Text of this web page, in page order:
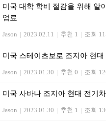
미국 대학 학비 절감을 위해 알
업료
Jason | 2023.02.11 | 추천 1 | 조회
미국 스테이츠보로 조지아 현
Jason | 2023.01.30 | 추천 0 | 조회
미국 사바나 조지아 현대 전기
Jason | 2023.01.30 | 추천 1 | 조회